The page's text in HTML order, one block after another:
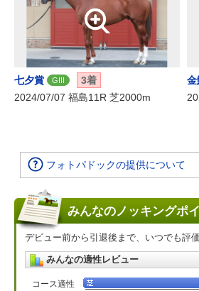
七夕賞 GIII
3着
2024/07/07 福島11R 芝2000m
金
フォトパドックの提供について
みんなのノッキングポ
デビュー前から引退後まで、いつでも評
みんなの適性レビュー
コース適性